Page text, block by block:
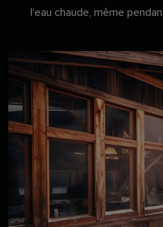
l'eau chaude, même